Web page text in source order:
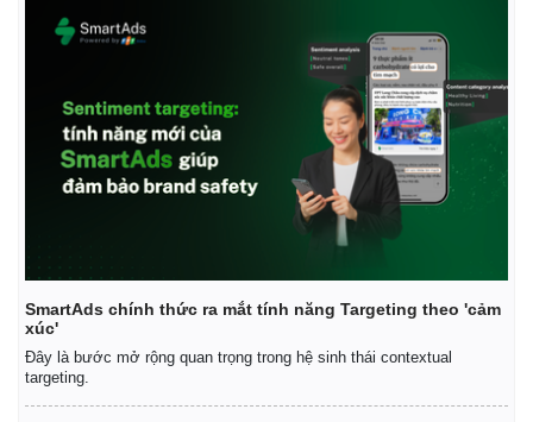
SmartAds chính thức ra mắt tính năng Targeting theo 'cảm
xúc'
Đây là bước mở rộng quan trọng trong hệ sinh thái contextual
targeting.